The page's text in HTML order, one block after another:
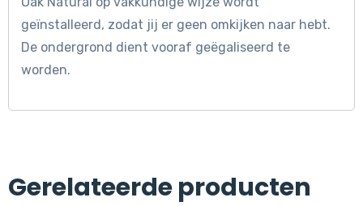
geïnstalleerd, zodat jij er geen omkijken naar hebt.
De ondergrond dient vooraf geëgaliseerd te
worden.
Gerelateerde producten